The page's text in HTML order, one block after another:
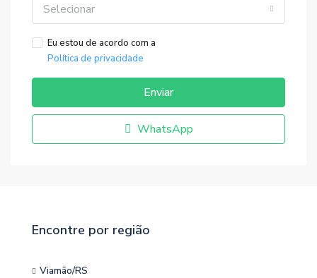
Selecionar
Eu estou de acordo com a
Política de privacidade
Enviar
WhatsApp
Encontre por região
Viamão/RS